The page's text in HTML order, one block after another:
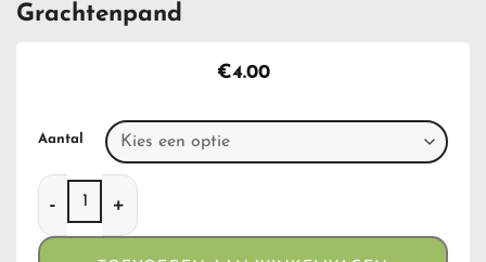
Grachtenpand
€4.00
Aantal
C Bag 22 Tas Katoen Zwart - Fiets / Grachtenpand aantal